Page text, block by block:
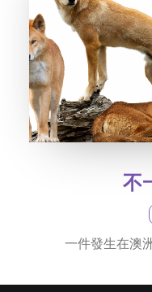
不
一件發生在澳